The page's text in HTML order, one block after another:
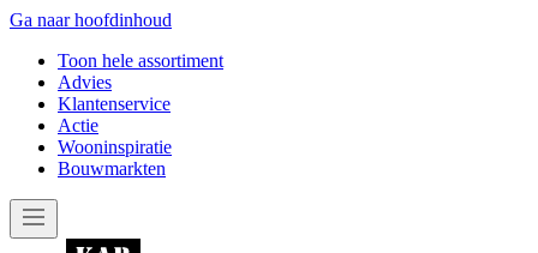
Ga naar hoofdinhoud
Toon hele assortiment
Advies
Klantenservice
Actie
Wooninspiratie
Bouwmarkten